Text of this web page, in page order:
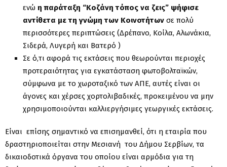
ενώ η παράταξη “Κοζάνη τόπος να ζεις” ψήφισε
αντίθετα με τη γνώμη των Κοινοτήτων σε πολύ
περισσότερες περιπτώσεις (Δρέπανο, Κοίλα, Αλωνάκια,
Σιδερά, Λυγερή και Βατερό )
Σε ό,τι αφορά τις εκτάσεις που θεωρούνται περιοχές
προτεραιότητας για εγκατάσταση φωτοβολταϊκών,
σύμφωνα με το χωροταξικό των ΑΠΕ, αυτές είναι οι
άγονες και χέρσες χορτολιβαδικές, προκειμένου να μην
χρησιμοποιούνται καλλιεργήσιμες γεωργικές εκτάσεις.
Είναι επίσης σημαντικό να επισημανθεί, ότι η εταιρία που
δραστηριοποιείται στην Μεσιανή του Δήμου Σερβίων, τα
δικαιοδοτικά όργανα του οποίου είναι αρμόδια για τη